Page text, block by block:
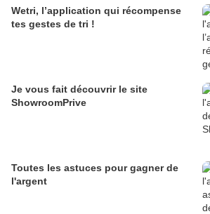
Wetri, l’application qui récompense
tes gestes de tri !
Je vous fait découvrir le site
ShowroomPrive
Toutes les astuces pour gagner de
l'argent